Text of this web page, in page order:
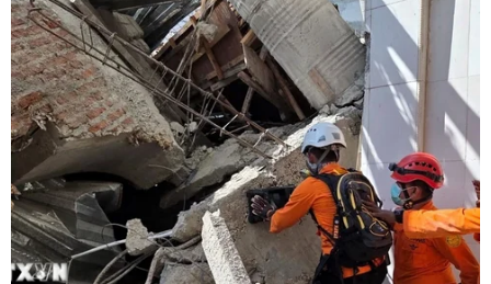
tại TP.HCM đã âm tính lần 1
10/02/2021 13:38
Liên quan đến bệnh nhân 2027 (BN2027, bệnh nhân
sinh sống tại Thành phố Hồ Chí Minh có về thăm nhà tại
thành phố Vũng Tàu) có 18 người F1 tại thành phố Vũng
Tàu.